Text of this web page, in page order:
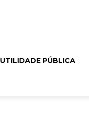
UTILIDADE PÚBLICA